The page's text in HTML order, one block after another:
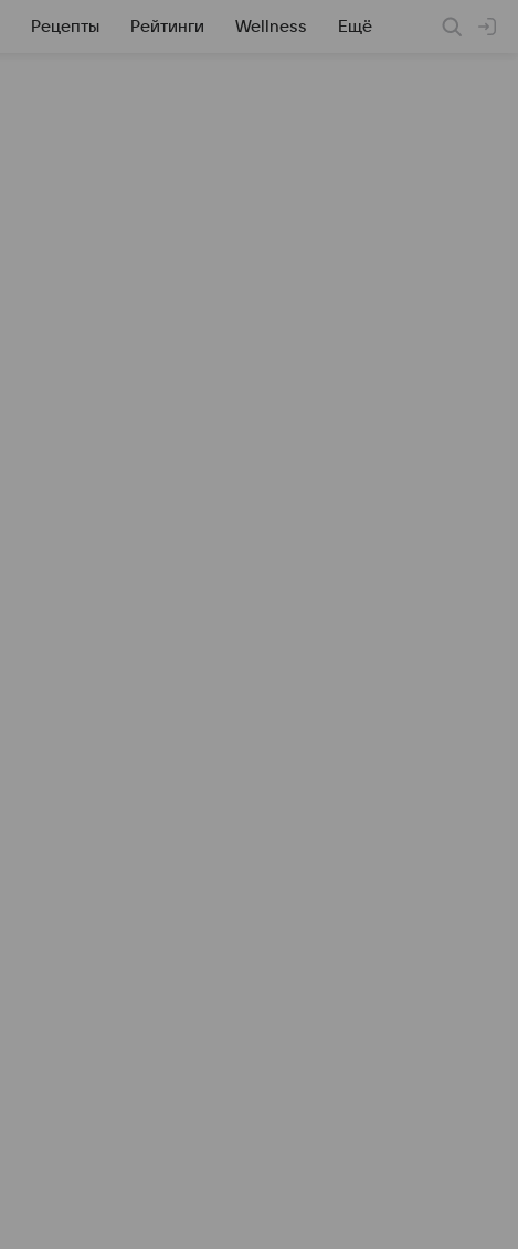
Рецепты Рейтинги Wellness Ещё